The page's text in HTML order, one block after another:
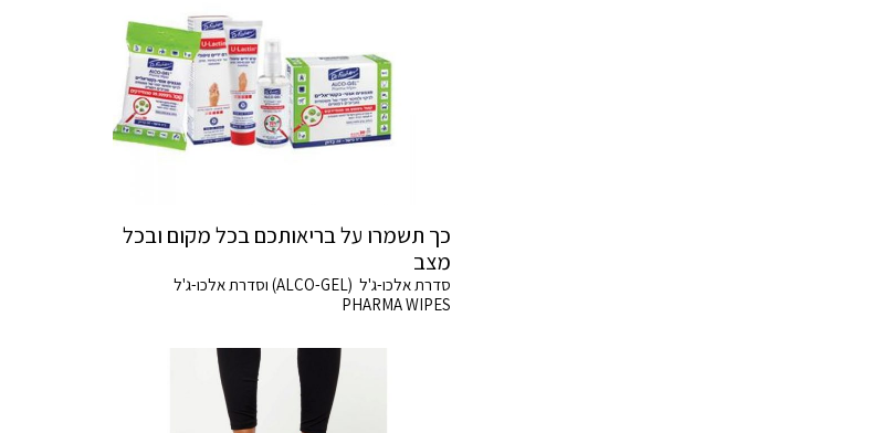
כך תשמרו על בריאותכם בכל מקום ובכל
מצב
סדרת אלכו-ג'ל (ALCO-GEL) וסדרת אלכו-ג'ל
PHARMA WIPES